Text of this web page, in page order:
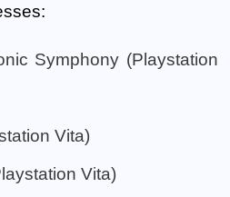
Symphony (Playstation
Vita)
Vita)